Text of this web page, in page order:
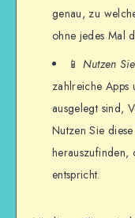
genau, zu
ohne jedes Mal
📱 Nutzen
zahlreiche Apps
ausgelegt sind,
Nutzen Sie
herauszufinden,
entspricht.